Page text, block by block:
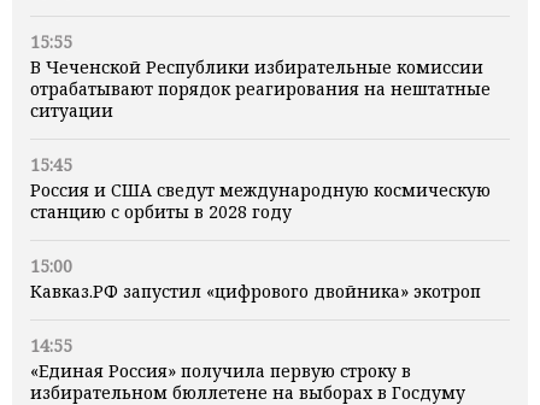
15:55
В Чеченской Республики избирательные комиссии
отрабатывают порядок реагирования на нештатные
ситуации
15:45
Россия и США сведут международную космическую
станцию с орбиты в 2028 году
15:00
Кавказ.РФ запустил «цифрового двойника» экотроп
14:55
«Единая Россия» получила первую строку в
избирательном бюллетене на выборах в Госдуму